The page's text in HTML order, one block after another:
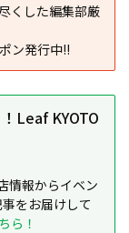
くした編集部厳
ン発行中!!
Leaf KYOTO
情報からイベン
をお届けして
ら！